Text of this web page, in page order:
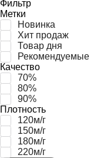
Фильтр
Метки
Новинка
Хит продаж
Товар дня
Рекомендуемые
Качество
70%
80%
90%
Плотность
120м/г
150м/г
180м/г
220м/г